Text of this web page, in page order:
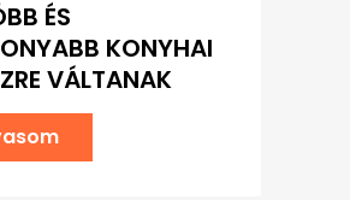
ÉS
KONYHAI
VÁLTANAK